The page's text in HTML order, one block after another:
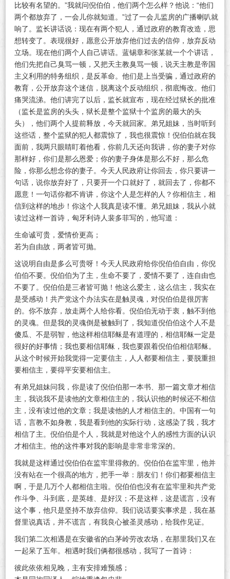
比较有名望的。”我就问倪伯伯，他们两个怎么样？他说：“他们
两个都放弃了，一会儿你就知道。”过了一会儿监房的广播喇叭就
响了。监长讲话说：现在有两个犯人，通过政府的教育改造，思
想转变了。表现很好，愿意公开放弃他们过去的信仰，放弃反动
立场。现在他们两个人自己讲话。蓝锡章和张某就一个个讲话，
他们先把自己臭骂一顿，又把天主教臭骂一顿，说天主教是帝国
主义利用的特务组织，是反革命。他们是上当受骗，通过政府的
教育，公开放弃这个迷信，脱离这个反动组织，彻底悔改。他们
痛哭流涕。他们讲完了以后，监长就宣布，现在经过狱长的批准
（监长是监房的头头，狱长是整个监狱十个监房的最大的头
头），他们两个人提前释放，今天就回家。弟兄姐妹，当时听到
这些话，整个监狱的犯人都震惊了，我也很震惊！倪伯伯就在我
面前，我两只眼睛盯着他看，你前几天还向我讲，你的妻子对你
那样好，你们是那么恩爱；你的妻子身体是那么不好，那么危
险，你那么想念你的妻子。今天人民政府让你回去，你只要讲一
句话，说你放弃好了，只要开一个口就好了，就回去了，你都不
愿意！一句话你都不肯讲，你这个人是怎样的人？你相信主，相
信到这样的地步！你这个人我真是读不懂。弟兄姐妹，我从小就
读过这样一首诗，匈牙利诗人裴多菲写的，他写道：
生命诚可贵，爱情价更高；
若为自由故，两者皆可抛。
这说明自由是多么可贵呀！今天人民政府给你倪伯伯自由，你倪
伯伯不要。倪伯伯为了主，生命不要了，爱情不要了，连自由也
不要了。倪伯伯是三者皆可抛！他这么爱主，这么信主，我实在
是受感动！共产党这个办法实在是触灵魂，对倪伯伯是很厉害
的。你不放弃，放走两个人给你看。倪伯伯无动于衷，触不到他
的灵魂。但是我的灵魂倒是被触到了，我知道倪伯伯这个人不是
傻瓜、不是弱智，他这样相信耶稣是有道理的，相信耶稣一定是
很好的好事情；我也要相信耶稣，我也要跟着倪伯伯相信耶稣。
从这个时候开始我觉得一定要信主，人人都要相信主，要脱重担
要相信主，要得平安要相信主。
有弟兄姐妹问我，你是读了倪伯伯那一本书、那一篇文章才相信
主，我说我不是读他的文章相信主的，我认识他的时候还不相信
主，没有读过他的文章；我是读他的人才相信主的。中国有一句
话，言教不如身教，我是看到他的实际行动，这感染了我，我才
相信了主。倪伯伯是个人，我就是对他这个人的感性方面的认识
才相信主。他的这件事对我的影响是非常非常深的。
我就是这样通过倪伯伯在监牢里得救的。倪伯伯在监牢里，他并
没有站在一个很高的地方，把手一举：朋友们！你们都要相信主
啊，于是几万个人都相信主啦。倪伯伯也没有在监牢里和共产党
作斗争、斗到底，是英雄、是好汉；不是这样，这是谎言，没有
这个事，他只是坚持不放弃信仰。我们说话要实事求是，我在基
督里说真话，并不谎言，有我良心被圣灵感动，给我作见证。
我们第二次相遇是在安徽省的白茅岭劳改农场，在那里我们又在
一起呆了五年。相遇时我们俩都很感动，我写了一首诗：
彼此依依相见晚，主有安排难预感；